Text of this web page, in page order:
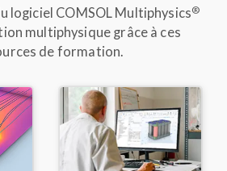
ARTICLE
accélère la conception
des batteries de camions
électriques
Février 2026
logiciel COMSOL Multiphysics®
multiphysique grâce à ces
de formation.